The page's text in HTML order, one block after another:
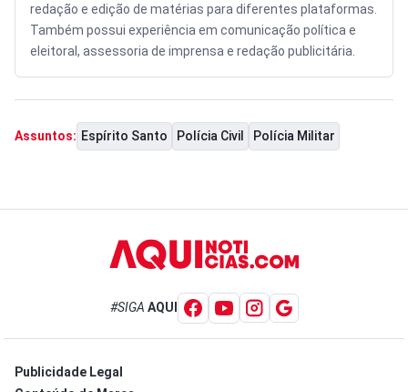
redação e edição de matérias para diferentes plataformas.
Também possui experiência em comunicação política e
eleitoral, assessoria de imprensa e redação publicitária.
Assuntos: Espírito Santo Polícia Civil Polícia Militar
#SIGA AQUI
Publicidade Legal